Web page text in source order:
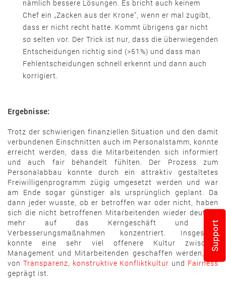
nämlich bessere Lösungen. Es bricht auch keinem
Chef ein „Zacken aus der Krone", wenn er mal zugibt,
dass er nicht recht hatte. Kommt übrigens gar nicht
so selten vor. Der Trick ist nur, dass die überwiegenden
Entscheidungen richtig sind (>51%) und dass man
Fehlentscheidungen schnell erkennt und dann auch
korrigiert.
Ergebnisse:
Trotz der schwierigen finanziellen Situation und den damit
verbundenen Einschnitten auch im Personalstamm, konnte
erreicht werden, dass die Mitarbeitenden sich informiert
und auch fair behandelt fühlten. Der Prozess zum
Personalabbau konnte durch ein attraktiv gestaltetes
Freiwilligenprogramm zügig umgesetzt werden und war
am Ende sogar günstiger als ursprünglich geplant. Da
dann jeder wusste, ob er betroffen war oder nicht, haben
sich die nicht betroffenen Mitarbeitenden wieder deutlich
mehr auf das Kerngeschäft und die
Verbesserungsmaßnahmen konzentriert. Insgesamt
konnte eine sehr viel offenere Kultur zwischen
Management und Mitarbeitenden geschaffen werden, die
von Transparenz, konstruktive Konfliktkultur und Fairness
geprägt ist.
Support